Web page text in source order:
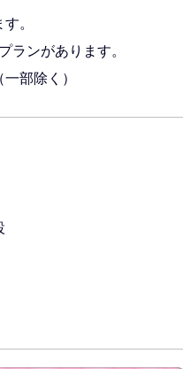
。
ランがあります。
部除く）